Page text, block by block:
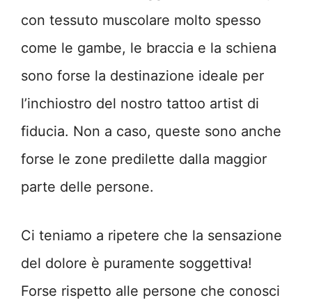
con tessuto muscolare molto spesso
come le gambe, le braccia e la schiena
sono forse la destinazione ideale per
l’inchiostro del nostro tattoo artist di
fiducia. Non a caso, queste sono anche
forse le zone predilette dalla maggior
parte delle persone.
Ci teniamo a ripetere che la sensazione
del dolore è puramente soggettiva!
Forse rispetto alle persone che conosci